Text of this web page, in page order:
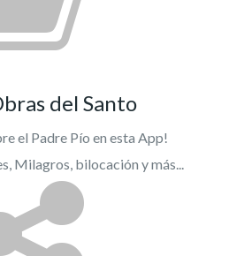
del Santo
el Padre Pío en esta App!
Milagros, bilocación y más...